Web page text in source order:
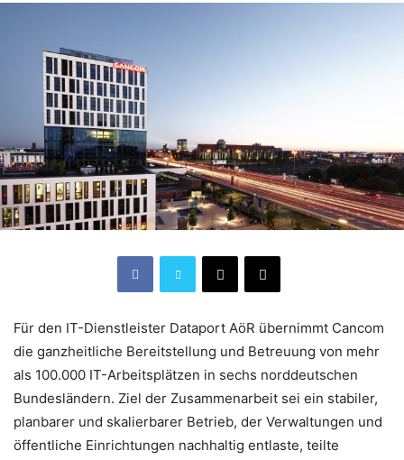
Für den IT-Dienstleister Dataport AöR übernimmt Cancom
die ganzheitliche Bereitstellung und Betreuung von mehr
als 100.000 IT-Arbeitsplätzen in sechs norddeutschen
Bundesländern. Ziel der Zusammenarbeit sei ein stabiler,
planbarer und skalierbarer Betrieb, der Verwaltungen und
öffentliche Einrichtungen nachhaltig entlaste, teilte